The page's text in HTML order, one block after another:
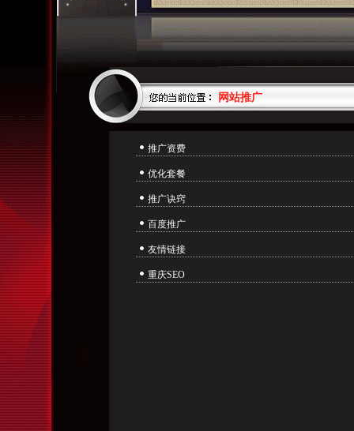
网站推广
推广资费
优化套餐
推广诀窍
百度推广
友情链接
重庆SEO